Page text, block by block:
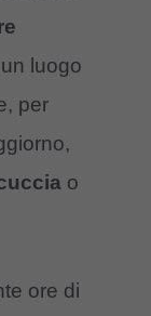
luogo
per
o
ore di